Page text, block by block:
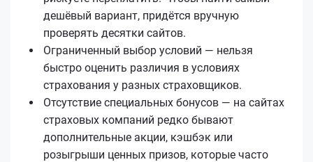
дешёвый вариант, придётся вручную
проверять десятки сайтов.
Ограниченный выбор условий — нельзя
быстро оценить различия в условиях
страхования у разных страховщиков.
Отсутствие специальных бонусов — на сайтах
страховых компаний редко бывают
дополнительные акции, кэшбэк или
розыгрыши ценных призов, которые часто